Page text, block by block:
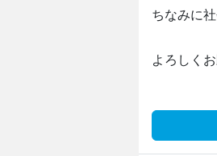
ちなみに
よろしく